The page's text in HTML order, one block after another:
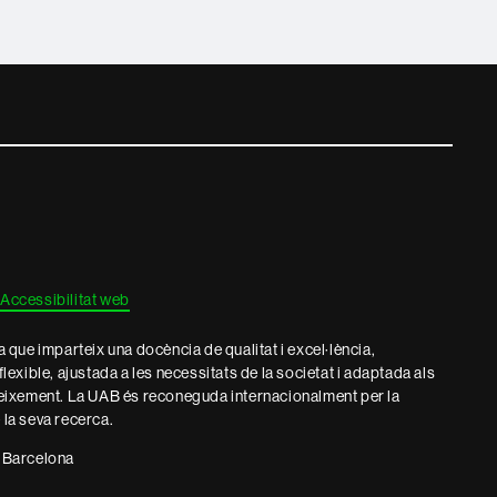
Accessibilitat web
imparteix una docència de qualitat i excel·lència,
ajustada a les necessitats de la societat i adaptada als
La UAB és reconeguda internacionalment per la
seva recerca.